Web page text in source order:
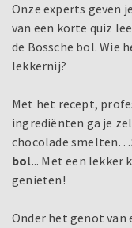
Onze experts geven
van een korte quiz
de Bossche bol. Wie
lekkernij?
Met het recept,
ingrediënten ga je
chocolade
bol... Met een
genieten!
Onder het genot